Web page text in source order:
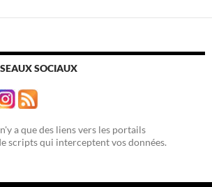
SOCIAUX
a que des liens vers les portails
scripts qui interceptent vos données.